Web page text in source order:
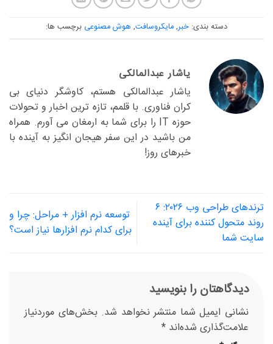
دسته بندی: خبر,مایکروسافت, هوش مصنوعی برچسب ها:
یاشار عبدالمالکی
یاشار عبدالمالکی هستم، کاوشگر دنیای بی
کران فناوری. با قلمم، تازه ترین اخبار و تحولات
حوزه IT را برای شما به ارمغان می آورم. همراه
من باشید در این سفر هیجان انگیز به آینده با
خبرهای روز!
ترندهای طراحی وب ۲۰۲۶: ۶
روند متحول کننده برای آینده
سایت شما
توسعه نرم افزار + مراحل: چرا و
برای کدام نرم افزارها نیاز است؟
دیدگاهتان را بنویسید
نشانی ایمیل شما منتشر نخواهد شد. بخش‌های موردنیاز
علامت‌گذاری شده‌اند *